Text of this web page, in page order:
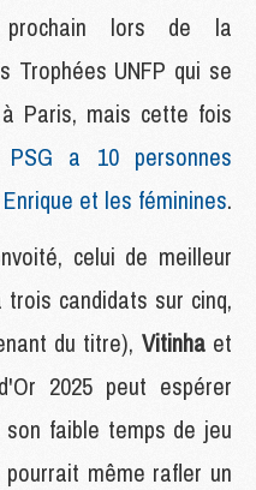
lors de la
Trophées UNFP qui se
Paris, mais cette fois
PSG a 10 personnes
et les féminines.
celui de meilleur
candidats sur cinq,
du titre), Vitinha et
2025 peut espérer
faible temps de jeu
même rafler un